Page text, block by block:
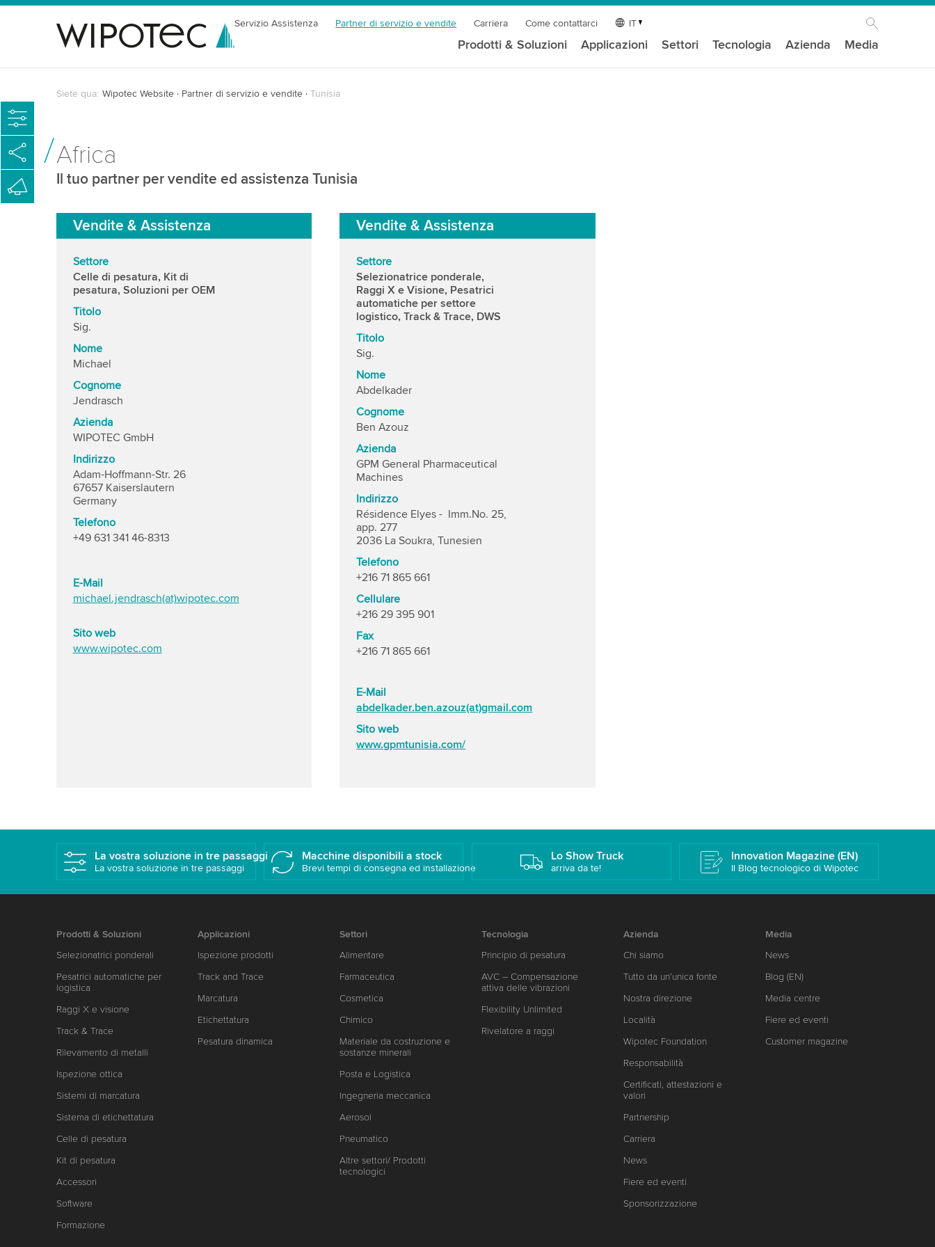
Servizio Assistenza Partner di servizio e vendite Carriera Come contattarci IT
Prodotti & Soluzioni Applicazioni Settori Tecnologia Azienda Media
Siete qua: Wipotec Website Partner di servizio e vendite Tunisia
Africa
Il tuo partner per vendite ed assistenza Tunisia
Vendite & Assistenza
Settore
Celle di pesatura, Kit di
pesatura, Soluzioni per OEM
Titolo
Sig.
Nome
Michael
Cognome
Jendrasch
Azienda
WIPOTEC GmbH
Indirizzo
Adam-Hoffmann-Str. 26
67657 Kaiserslautern
Germany
Telefono
+49 631 341 46-8313
E-Mail
michael.jendrasch(at)wipotec.com
Sito web
www.wipotec.com
Vendite & Assistenza
Settore
Selezionatrice ponderale,
Raggi X e Visione, Pesatrici
automatiche per settore
logistico, Track & Trace, DWS
Titolo
Sig.
Nome
Abdelkader
Cognome
Ben Azouz
Azienda
GPM General Pharmaceutical
Machines
Indirizzo
Résidence Elyes - Imm.No. 25,
app. 277
2036 La Soukra, Tunesien
Telefono
+216 71 865 661
Cellulare
+216 29 395 901
Fax
+216 71 865 661
E-Mail
abdelkader.ben.azouz(at)gmail.com
Sito web
www.gpmtunisia.com/
La vostra soluzione in tre passaggi
La vostra soluzione in tre passaggi
Macchine disponibili a stock
Brevi tempi di consegna ed installazione
Lo Show Truck
arriva da te!
Innovation Magazine (EN)
Il Blog tecnologico di Wipotec
Prodotti & Soluzioni
Selezionatrici ponderali
Pesatrici automatiche per
logistica
Raggi X e visione
Track & Trace
Rilevamento di metalli
Ispezione ottica
Sistemi di marcatura
Sistema di etichettatura
Celle di pesatura
Kit di pesatura
Accessori
Software
Formazione
Applicazioni
Ispezione prodotti
Track and Trace
Marcatura
Etichettatura
Pesatura dinamica
Settori
Alimentare
Farmaceutica
Cosmetica
Chimico
Materiale da costruzione e
sostanze minerali
Posta e Logistica
Ingegneria meccanica
Aerosol
Pneumatico
Altre settori/ Prodotti
tecnologici
Tecnologia
Principio di pesatura
AVC – Compensazione
attiva delle vibrazioni
Flexibility Unlimited
Rivelatore a raggi
Azienda
Chi siamo
Tutto da un’unica fonte
Nostra direzione
Località
Wipotec Foundation
Responsabilità
Certificati, attestazioni e
valori
Partnership
Carriera
News
Fiere ed eventi
Sponsorizzazione
Media
News
Blog (EN)
Media centre
Fiere ed eventi
Customer magazine